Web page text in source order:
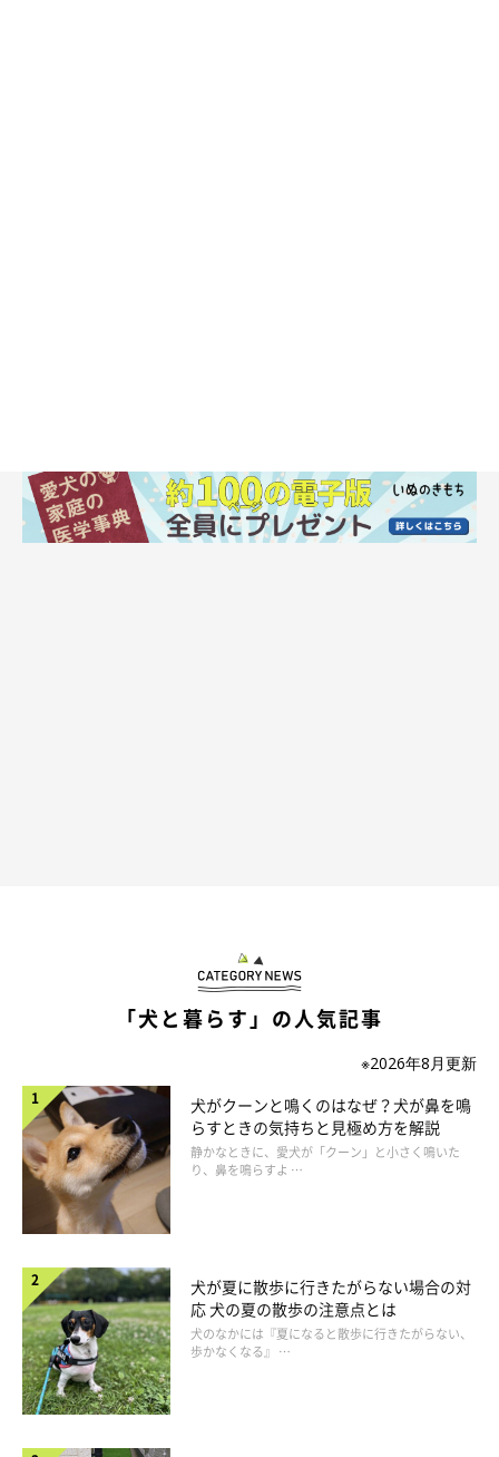
飼い主さんに聞いた！愛犬がなついていると
思った理由は？
一緒にいる時間が長い人
「家にいる高齢の母が移動するとすぐについていきます」
り、安心感があるから一番なついていると思います。特
に、愛犬の具合が悪いときに一番近づいてくるので、不安
なときにそばにいてほしいのだと思います」
「一緒にいる時間が長い人ですが、何もせずただいるだけ
ではなく、その中にお世話やお散歩、スキンシップなど毎
「犬と暮らす」の人気記事
※2026年8月更新
犬がクーンと鳴くのはなぜ？犬が鼻を鳴
らすときの気持ちと見極め方を解説
静かなときに、愛犬が「クーン」と小さく鳴いた
り、鼻を鳴らすよ …
犬が夏に散歩に行きたがらない場合の対
応 犬の夏の散歩の注意点とは
犬のなかには『夏になると散歩に行きたがらない、
歩かなくなる』 …